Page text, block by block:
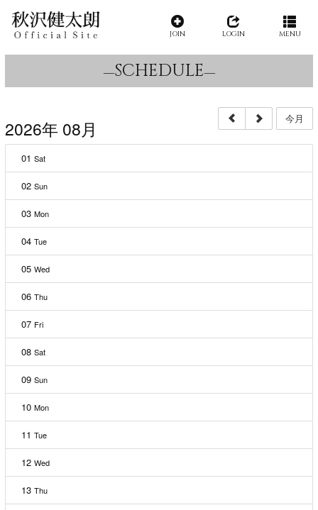
JOIN LOGIN MENU
SCHEDULE
2026年 08月 今月
01 Sat
02 Sun
03 Mon
04 Tue
05 Wed
06 Thu
07 Fri
08 Sat
09 Sun
10 Mon
11 Tue
12 Wed
13 Thu